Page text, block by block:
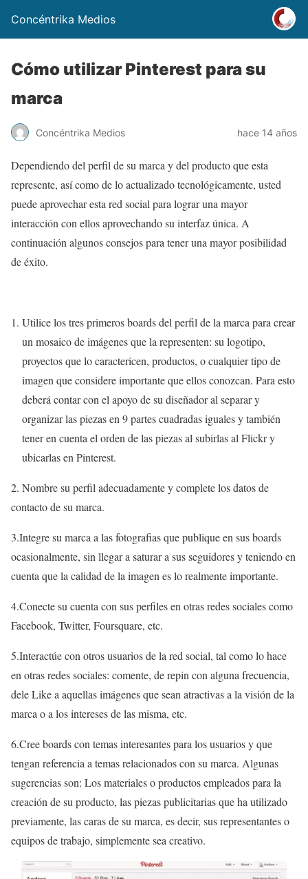
Concéntrika Medios
Cómo utilizar Pinterest para su
marca
Concéntrika Medios hace 14 años
Dependiendo del perfil de su marca y del producto que esta
represente, así como de lo actualizado tecnológicamente, usted
puede aprovechar esta red social para lograr una mayor
interacción con ellos aprovechando su interfaz única. A
continuación algunos consejos para tener una mayor posibilidad
de éxito.
Utilice los tres primeros boards del perfil de la marca para crear
un mosaico de imágenes que la representen: su logotipo,
proyectos que lo caractericen, productos, o cualquier tipo de
imagen que considere importante que ellos conozcan. Para esto
deberá contar con el apoyo de su diseñador al separar y
organizar las piezas en 9 partes cuadradas iguales y también
tener en cuenta el orden de las piezas al subirlas al Flickr y
ubicarlas en Pinterest.
2. Nombre su perfil adecuadamente y complete los datos de
contacto de su marca.
3.Integre su marca a las fotografias que publique en sus boards
ocasionalmente, sin llegar a saturar a sus seguidores y teniendo en
cuenta que la calidad de la imagen es lo realmente importante.
4.Conecte su cuenta con sus perfiles en otras redes sociales como
Facebook, Twitter, Foursquare, etc.
5.Interactúe con otros usuarios de la red social, tal como lo hace
en otras redes sociales: comente, de repin con alguna frecuencia,
dele Like a aquellas imágenes que sean atractivas a la visión de la
marca o a los intereses de las misma, etc.
6.Cree boards con temas interesantes para los usuarios y que
tengan referencia a temas relacionados con su marca. Algunas
sugerencias son: Los materiales o productos empleados para la
creación de su producto, las piezas publicitarias que ha utilizado
previamente, las caras de su marca, es decir, sus representantes o
equipos de trabajo, simplemente sea creativo.